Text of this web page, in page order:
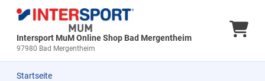
Intersport MuM Online Shop Bad Mergentheim
97980 Bad Mergentheim
Startseite